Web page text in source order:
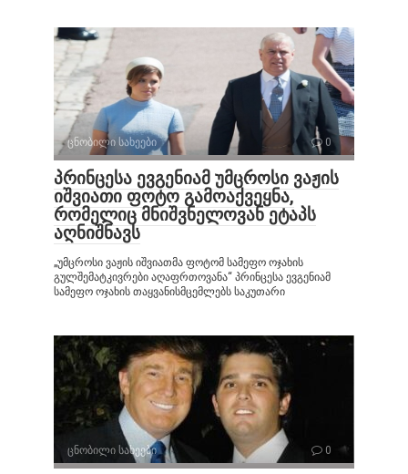
ცნობილი სახეები 0
პრინცესა ევგენიამ უმცროსი ვაჟის
იშვიათი ფოტო გამოაქვეყნა,
რომელიც მნიშვნელოვან ეტაპს
აღნიშნავს
„უმცროსი ვაჟის იშვიათმა ფოტომ სამეფო ოჯახის
გულშემატკივრები აღაფრთოვანა“ პრინცესა ევგენიამ
სამეფო ოჯახის თაყვანისმცემლებს საკუთარი
ცნობილი სახეები 0